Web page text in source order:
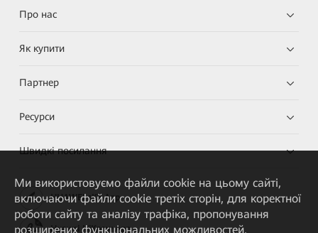
Про нас
Як купити
Партнер
Ресурси
Швидкі посилання
HUAWEI eKit App
Huawei HiKnow App
Ми використовуємо файли cookie на цьому сайті,
включаючи файли cookie третіх сторін, для коректної
роботи сайту та аналізу трафіка, пропонування
розширених функціональних можливостей,